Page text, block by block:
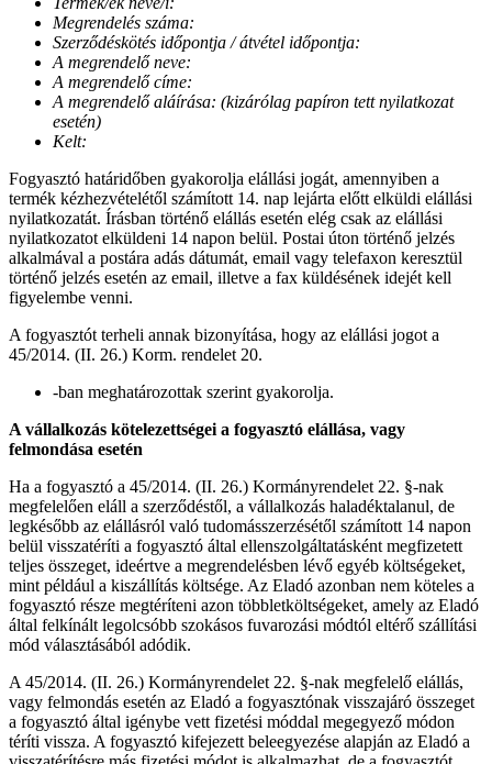
Megrendelés száma:
Szerződéskötés időpontja / átvétel időpontja:
A megrendelő neve:
A megrendelő címe:
A megrendelő aláírása: (kizárólag papíron tett nyilatkozat
esetén)
Kelt:
Fogyasztó határidőben gyakorolja elállási jogát, amennyiben a
termék kézhezvételétől számított 14. nap lejárta előtt elküldi elállási
nyilatkozatát. Írásban történő elállás esetén elég csak az elállási
nyilatkozatot elküldeni 14 napon belül. Postai úton történő jelzés
alkalmával a postára adás dátumát, email vagy telefaxon keresztül
történő jelzés esetén az email, illetve a fax küldésének idejét kell
figyelembe venni.
A fogyasztót terheli annak bizonyítása, hogy az elállási jogot a
45/2014. (II. 26.) Korm. rendelet 20.
-ban meghatározottak szerint gyakorolja.
A vállalkozás kötelezettségei a fogyasztó elállása, vagy
felmondása esetén
Ha a fogyasztó a 45/2014. (II. 26.) Kormányrendelet 22. §-nak
megfelelően eláll a szerződéstől, a vállalkozás haladéktalanul, de
legkésőbb az elállásról való tudomásszerzésétől számított 14 napon
belül visszatéríti a fogyasztó által ellenszolgáltatásként megfizetett
teljes összeget, ideértve a megrendelésben lévő egyéb költségeket,
mint például a kiszállítás költsége. Az Eladó azonban nem köteles a
fogyasztó része megtéríteni azon többletköltségeket, amely az Eladó
által felkínált legolcsóbb szokásos fuvarozási módtól eltérő szállítási
mód választásából adódik.
A 45/2014. (II. 26.) Kormányrendelet 22. §-nak megfelelő elállás,
vagy felmondás esetén az Eladó a fogyasztónak visszajáró összeget
a fogyasztó által igénybe vett fizetési móddal megegyező módon
téríti vissza. A fogyasztó kifejezett beleegyezése alapján az Eladó a